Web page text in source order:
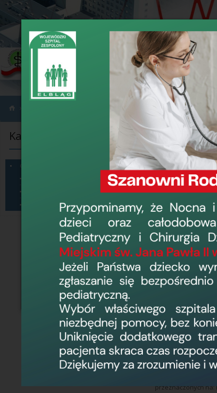
Kategorie informacji
Ogłoszenia
Dzierżawa pomieszczeń
Ogłoszenia
Przetarg na
statutową
30 czerwca 2016,
Wojewódzki Szpital
przeznaczonych na
m2 znajdujący się
złożenie oferty wg
Przetarg na
usługową
20 czerwca 2016,
lokalizacje
budynku
Przetarg na
usługową
15 czerwca 2016,
przeznaczonych na: